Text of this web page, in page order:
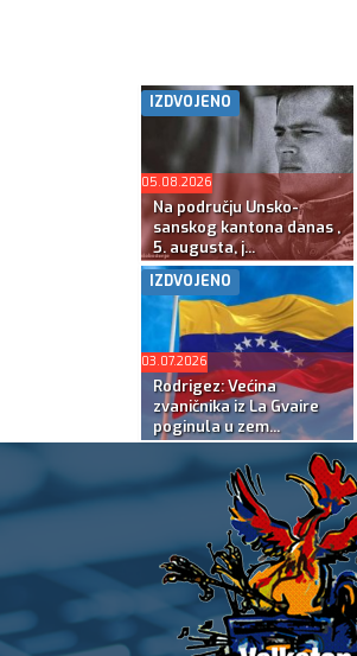
IZDVOJENO
05.08.2026
Na području Unsko-
sanskog kantona danas ,
5. augusta, j...
IZDVOJENO
03.07.2026
Rodrigez: Većina
zvaničnika iz La Gvaire
poginula u zem...